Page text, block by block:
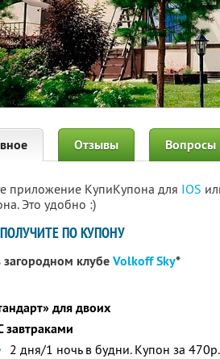
Отзывы Вопросы
приложение КупиКупона для IOS
Это удобно :)
ПО КУПОНУ
клубеVolkoff Sky*
для двоих
завтраками
2 дня/1 ночь в будни. Купон за